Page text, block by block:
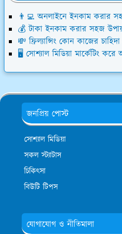
👨‍💻 অনলাইনে ইনকাম করার
💰 টাকা ইনকাম করার সহজ
💸 ফ্রিল্যান্সিং কোন কাজের
🖥️ সোশ্যাল মিডিয়া মার্কেটিং
জনপ্রিয় পোস্ট
সোশ্যাল মিডিয়া
সকল স্ট্যাটাস
চিকিৎসা
বিউটি টিপস
যোগাযোগ ও নীতিমালা